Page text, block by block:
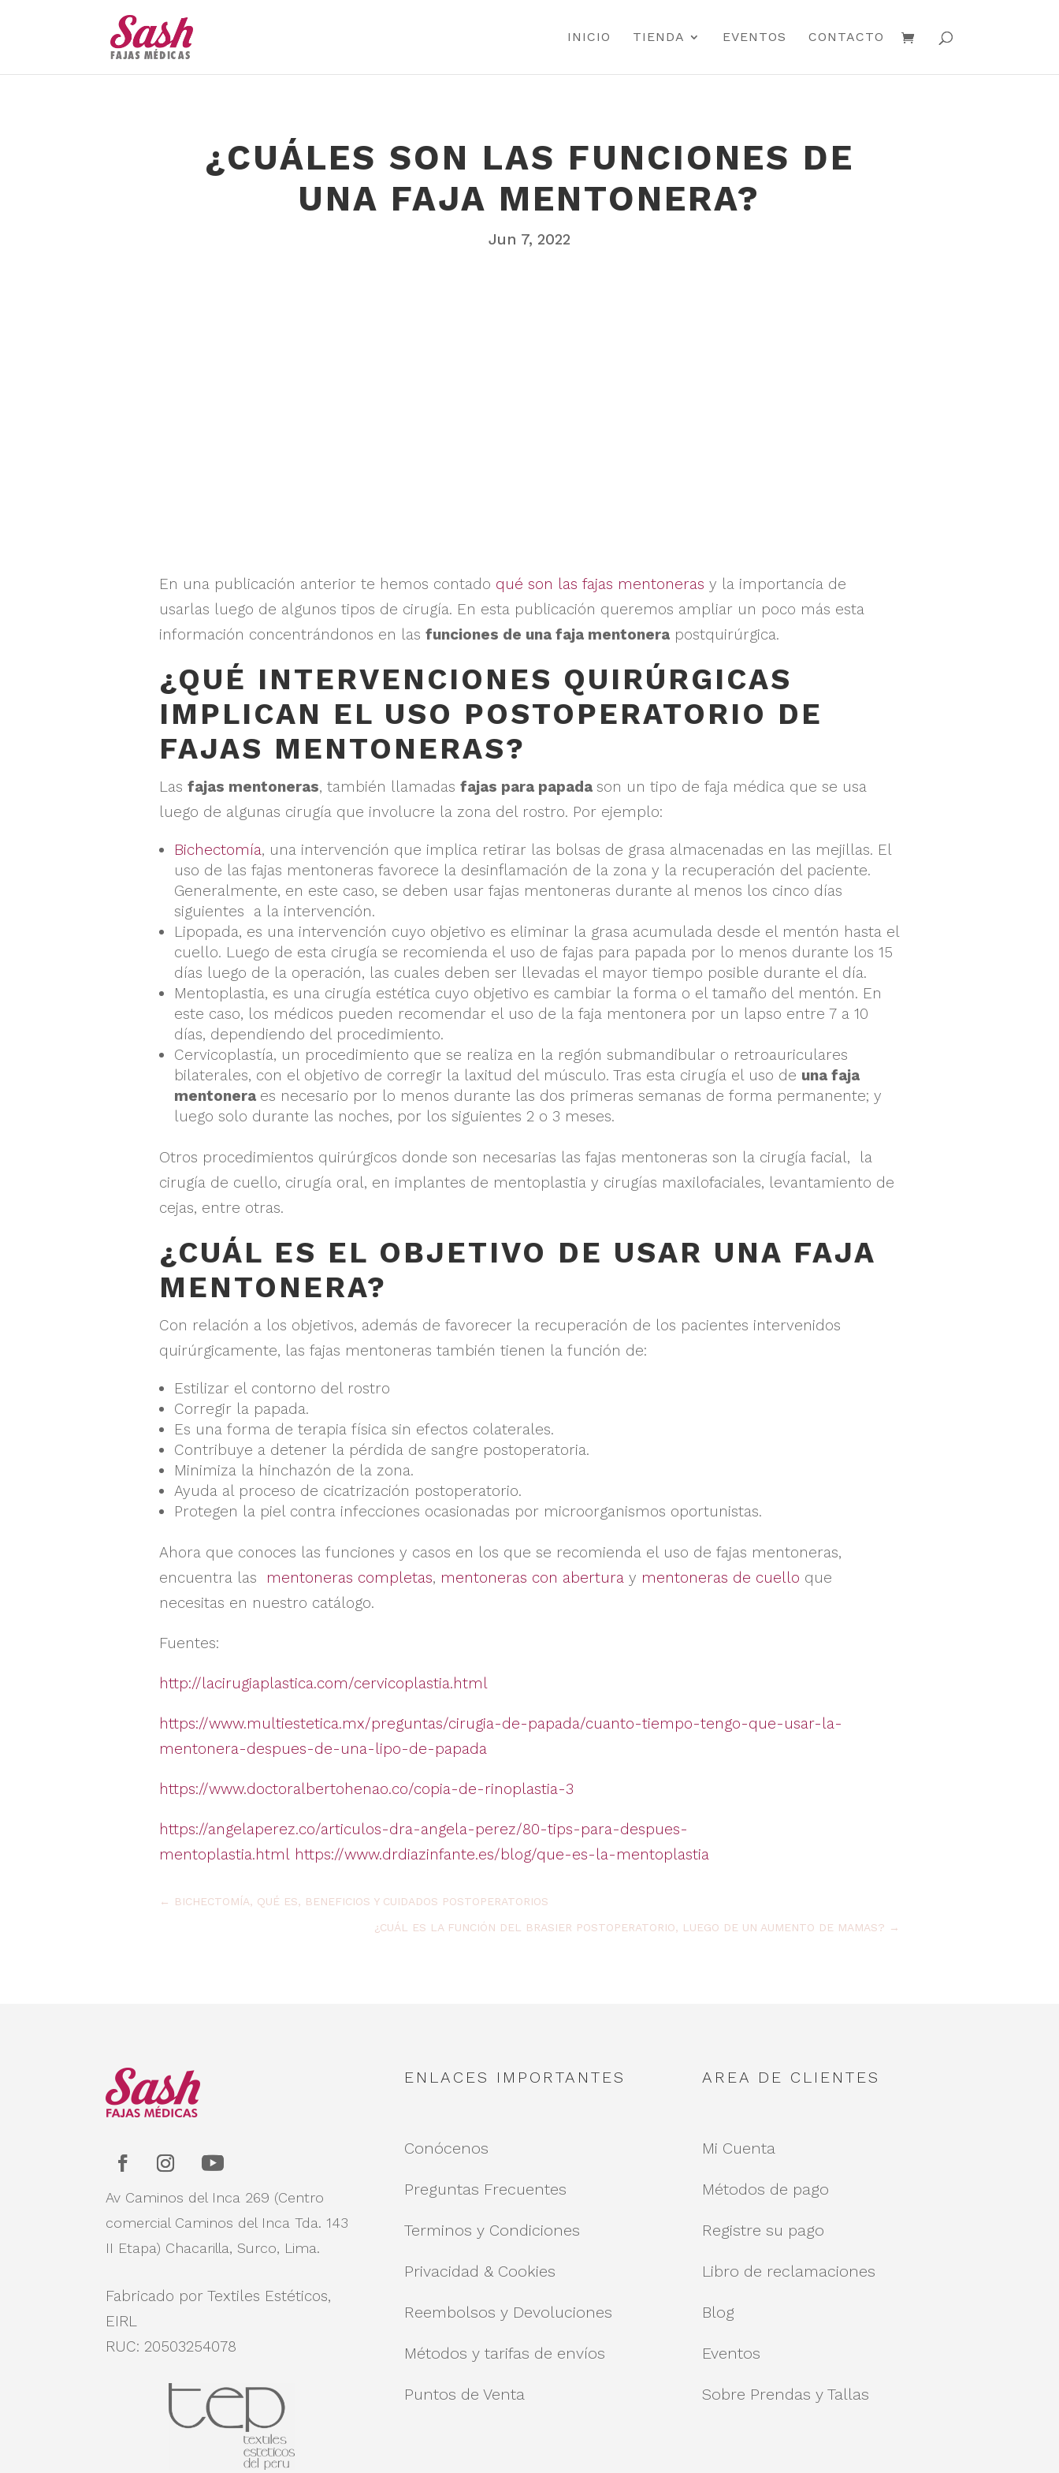
INICIO TIENDA EVENTOS CONTACTO
¿CUÁLES SON LAS FUNCIONES DE
UNA FAJA MENTONERA?
Jun 7, 2022
En una publicación anterior te hemos contado qué son las fajas mentoneras y la importancia de
usarlas luego de algunos tipos de cirugía. En esta publicación queremos ampliar un poco más esta
información concentrándonos en las funciones de una faja mentonerapostquirúrgica.
¿QUÉ INTERVENCIONES QUIRÚRGICAS
IMPLICAN EL USO POSTOPERATORIO DE
FAJAS MENTONERAS?
Las fajas mentoneras, también llamadas fajas para papada son un tipo de faja médica que se usa
luego de algunas cirugía que involucre la zona del rostro. Por ejemplo:
Bichectomía, una intervención que implica retirar las bolsas de grasa almacenadas en las mejillas. El
uso de las fajas mentoneras favorece la desinflamación de la zona y la recuperación del paciente.
Generalmente, en este caso, se deben usar fajas mentoneras durante al menos los cinco días
siguientes a la intervención.
Lipopada, es una intervención cuyo objetivo es eliminar la grasa acumulada desde el mentón hasta el
cuello. Luego de esta cirugía se recomienda el uso de fajas para papada por lo menos durante los 15
días luego de la operación, las cuales deben ser llevadas el mayor tiempo posible durante el día.
Mentoplastia, es una cirugía estética cuyo objetivo es cambiar la forma o el tamaño del mentón. En
este caso, los médicos pueden recomendar el uso de la faja mentonera por un lapso entre 7 a 10
días, dependiendo del procedimiento.
Cervicoplastía, un procedimiento que se realiza en la región submandibular o retroauriculares
bilaterales, con el objetivo de corregir la laxitud del músculo. Tras esta cirugía el uso de una faja
mentonera es necesario por lo menos durante las dos primeras semanas de forma permanente; y
luego solo durante las noches, por los siguientes 2 o 3 meses.
Otros procedimientos quirúrgicos donde son necesarias las fajas mentoneras son la cirugía facial, la
cirugía de cuello, cirugía oral, en implantes de mentoplastia y cirugías maxilofaciales, levantamiento de
cejas, entre otras.
¿CUÁL ES EL OBJETIVO DE USAR UNA FAJA
MENTONERA?
Con relación a los objetivos, además de favorecer la recuperación de los pacientes intervenidos
quirúrgicamente, las fajas mentoneras también tienen la función de:
Estilizar el contorno del rostro
Corregir la papada.
Es una forma de terapia física sin efectos colaterales.
Contribuye a detener la pérdida de sangre postoperatoria.
Minimiza la hinchazón de la zona.
Ayuda al proceso de cicatrización postoperatorio.
Protegen la piel contra infecciones ocasionadas por microorganismos oportunistas.
Ahora que conoces las funciones y casos en los que se recomienda el uso de fajas mentoneras,
encuentra las
mentoneras completas, mentoneras con aberturay mentoneras de cuello que
necesitas en nuestro catálogo.
Fuentes:
http://lacirugiaplastica.com/cervicoplastia.html
https://www.multiestetica.mx/preguntas/cirugia-de-papada/cuanto-tiempo-tengo-que-usar-la-
mentonera-despues-de-una-lipo-de-papada
https://www.doctoralbertohenao.co/copia-de-rinoplastia-3
https://angelaperez.co/articulos-dra-angela-perez/80-tips-para-despues-
mentoplastia.html https://www.drdiazinfante.es/blog/que-es-la-mentoplastia
← BICHECTOMÍA, QUÉ ES, BENEFICIOS Y CUIDADOS POSTOPERATORIOS
¿CUÁL ES LA FUNCIÓN DEL BRASIER POSTOPERATORIO, LUEGO DE UN AUMENTO DE MAMAS? →
Av Caminos del Inca 269 (Centro
comercial Caminos del Inca Tda. 143
II Etapa) Chacarilla, Surco, Lima.
Fabricado por Textiles Estéticos,
EIRL
RUC: 20503254078
ENLACES IMPORTANTES
Conócenos
Preguntas Frecuentes
Terminos y Condiciones
Privacidad & Cookies
Reembolsos y Devoluciones
Métodos y tarifas de envíos
Puntos de Venta
AREA DE CLIENTES
Mi Cuenta
Métodos de pago
Registre su pago
Libro de reclamaciones
Blog
Eventos
Sobre Prendas y Tallas